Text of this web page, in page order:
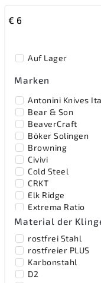
Alphabetisch
€ 6
Auf Lager
Marken
Antonini Knives
Bear & Son
BeaverCraft
Böker Solingen
Browning
Civivi
Cold Steel
CRKT
Elk Ridge
Extrema Ratio
F.Dick Germany
Flexcut
Gerber
Kanetsune
Lansky
Material der
rostfrei Stahl
rostfreier PLUS
Karbonstahl
D2